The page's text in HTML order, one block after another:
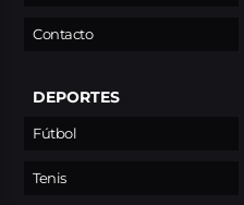
Contacto
DEPORTES
Fútbol
Tenis